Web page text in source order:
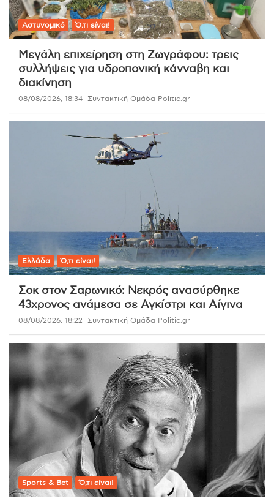
Αστυνομικό Ό,τι είναι!
Μεγάλη επιχείρηση στη Ζωγράφου: τρεις
συλλήψεις για υδροπονική κάνναβη και
διακίνηση
08/08/2026, 18:34 Συντακτική Ομάδα Politic.gr
Ελλάδα Ό,τι είναι!
Σοκ στον Σαρωνικό: Νεκρός ανασύρθηκε
43χρονος ανάμεσα σε Αγκίστρι και Αίγινα
08/08/2026, 18:22 Συντακτική Ομάδα Politic.gr
Sports & Bet Ό,τι είναι!